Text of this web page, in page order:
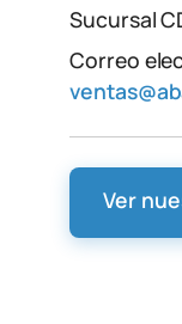
Sucursal
Correo
Ver